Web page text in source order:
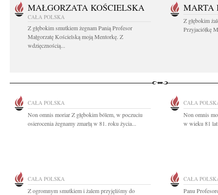
MAŁGORZATA KOŚCIELSKA
CAŁA POLSKA
Z głębokim smutkiem żegnam Panią Profesor
Małgorzatę Kościelską moją Mentorkę. Z
wdzięcznością...
MARTA
Z głębokim
Przyjaciółkę
CAŁA POLSKA
Non omnis moriar Z głębokim bólem, w poczuciu
osierocenia żegnamy zmarłą w 81. roku życia...
CAŁA
Non omnis
w wieku 81 lat
CAŁA POLSKA
Z ogromnym smutkiem i żalem przyjęliśmy do
CAŁA
Panu